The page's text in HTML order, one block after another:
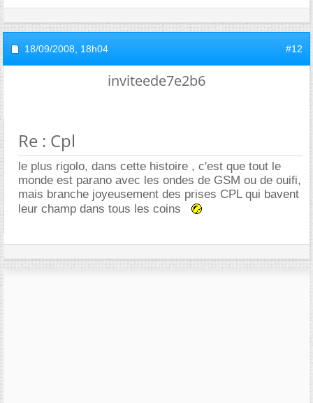
18/09/2008, 18h04 #12
inviteede7e2b6
Re : Cpl
le plus rigolo, dans cette histoire , c'est que tout le
monde est parano avec les ondes de GSM ou de ouifi,
mais branche joyeusement des prises CPL qui bavent
leur champ dans tous les coins